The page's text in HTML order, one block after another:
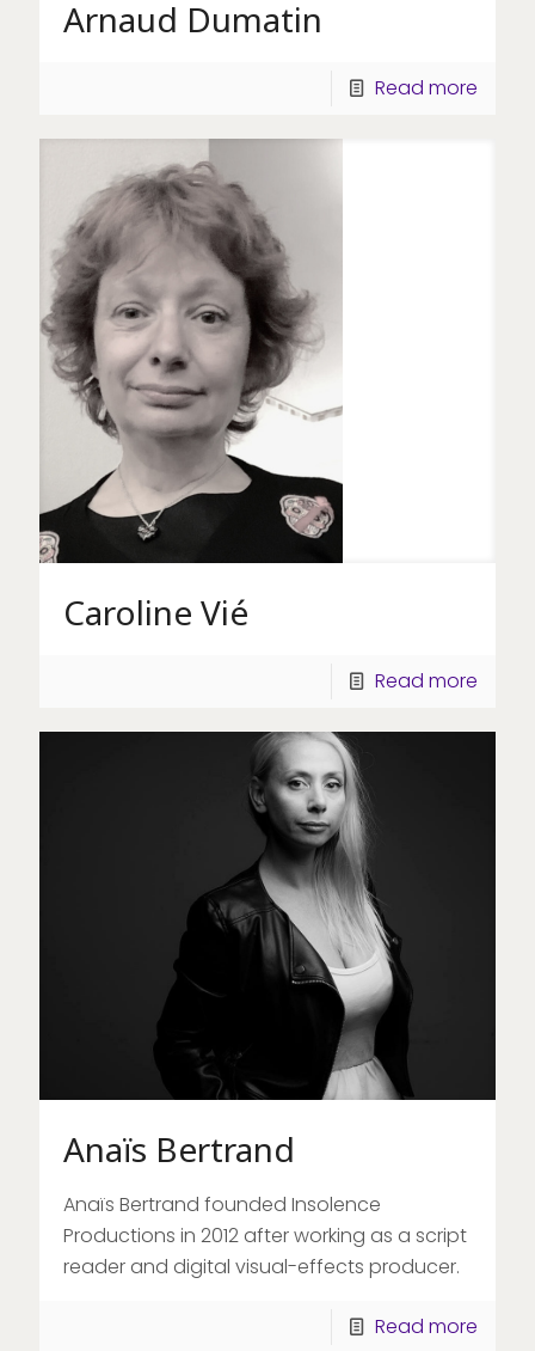
Arnaud Dumatin
Read more
Caroline Vié
Read more
Anaïs Bertrand
Anaïs Bertrand founded Insolence
Productions in 2012 after working as a script
reader and digital visual-effects producer.
Read more